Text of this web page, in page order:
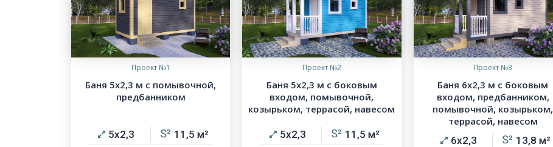
Проект №1
Баня 5х2,3 м с помывочной,
предбанником
5х2,3 11,5
Проект №2
Баня 5х2,3 м с боковым
входом, помывочной,
козырьком, террасой, навесом
5х2,3 11,5
Проект №3
Баня 6х2,3 м с боковым
входом, предбанником,
помывочной, козырьком,
террасой, навесом
6х2,3
13,8